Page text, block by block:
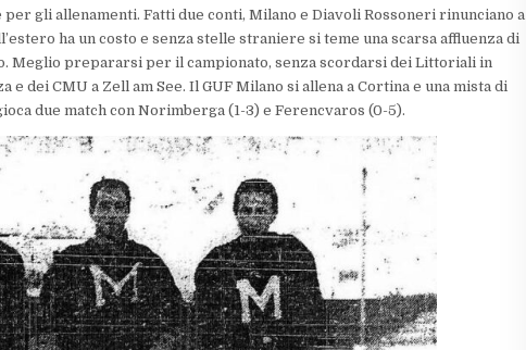
gli allenamenti. Fatti due conti, Milano e Diavoli Rossoneri rinunciano a
ha un costo e senza stelle straniere si teme una scarsa affluenza di
Meglio prepararsi per il campionato, senza scordarsi dei Littoriali in
e dei CMU a Zell am See. Il GUF Milano si allena a Cortina e una mista di
due match con Norimberga (1-3) e Ferencvaros (0-5).